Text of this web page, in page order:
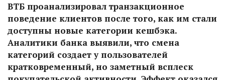
ВТБ проанализировал транзакционное
поведение клиентов после того, как им стали
доступны новые категории кешбэка.
Аналитики банка выявили, что смена
категорий создает у пользователей
кратковременный, но заметный всплеск